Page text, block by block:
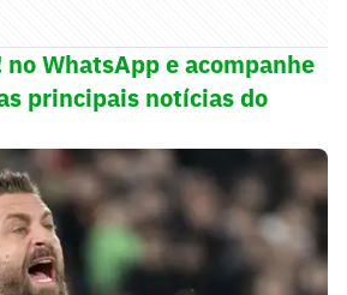
no WhatsApp e acompanhe
principais notícias do